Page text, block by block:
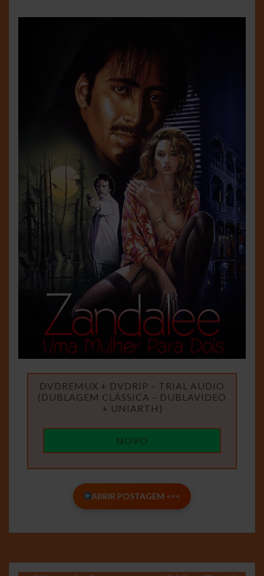
DVDREMUX + DVDRIP – TRIAL AUDIO
(DUBLAGEM CLÁSSICA – DUBLAVIDEO
+ UNIARTH)
NOVO
ABRIR POSTAGEM <<<